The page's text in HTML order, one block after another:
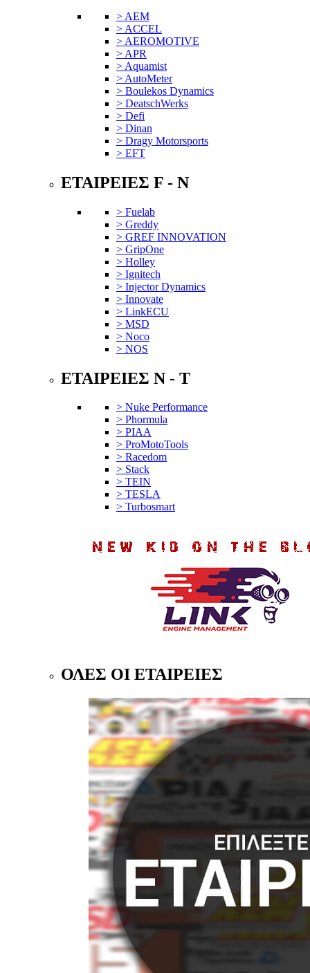
> AEM
> ACCEL
> AEROMOTIVE
> APR
> Aquamist
> AutoMeter
> Boulekos Dynamics
> DeatschWerks
> Defi
> Dinan
> Dragy Motorsports
> EFT
ΕΤΑΙΡΕΙΕΣ F - N
> Fuelab
> Greddy
> GREF INNOVATION
> GripOne
> Holley
> Ignitech
> Injector Dynamics
> Innovate
> LinkECU
> MSD
> Noco
> NOS
ΕΤΑΙΡΕΙΕΣ N - T
> Nuke Performance
> Phormula
> PIAA
> ProMotoTools
> Racedom
> Stack
> TEIN
> TESLA
> Turbosmart
ΟΛΕΣ ΟΙ ΕΤΑΙΡΕΙΕΣ